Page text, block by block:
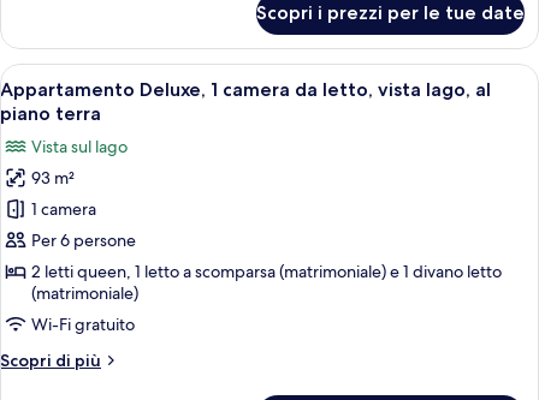
al
piano
terra
Deluxe,
camera
da
letto,
vista
lago,
al
piano
terra
Scopri i prezzi per le tue date
Apri
tutte
le
foto
per
Appartamento
Deluxe,
1
camera
da
letto,
Camera da letto con due letti, un
14
Appartamento Deluxe, 1 camera da letto, vista lago, al
piano terra
Vista sul lago
93 m²
1 camera
Per 6 persone
2 letti queen, 1 letto a scomparsa (matrimoniale) e 1 divano letto
(matrimoniale)
Wi-Fi gratuito
Scopri di più
Altri